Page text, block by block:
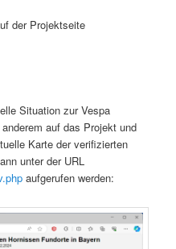
der Projektseite
Situation zur Vespa
auf das Projekt und
Karte der verifizierten
unter der URL
aufgerufen werden: